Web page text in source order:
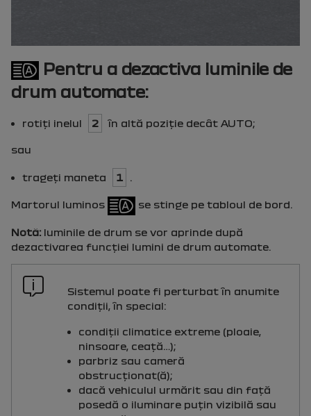
Pentru a dezactiva luminile de
drum automate:
rotiţi inelul 2 în altă poziţie decât AUTO;
sau
trageţi maneta 1
Martorul luminos se stinge pe tabloul de bord.
Notă: luminile de drum se vor aprinde după
dezactivarea funcţiei lumini de drum automate.
Sistemul poate fi perturbat în anumite
condiţii, în special:
condiţii climatice extreme (ploaie,
ninsoare, ceaţă…);
parbriz sau cameră
obstrucţionat(ă);
dacă vehiculul urmărit sau din faţă
posedă o iluminare puţin vizibilă sau